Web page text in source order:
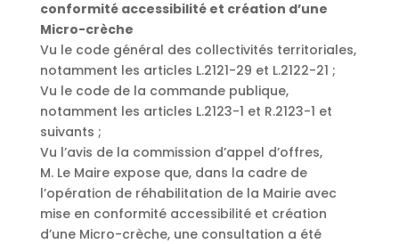
conformité accessibilité et création d’une
Micro-crèche
Vu le code général des collectivités territoriales,
notamment les articles L.2121-29 et L.2122-21 ;
Vu le code de la commande publique,
notamment les articles L.2123-1 et R.2123-1 et
suivants ;
Vu l’avis de la commission d’appel d’offres,
M. Le Maire expose que, dans la cadre de
l’opération de réhabilitation de la Mairie avec
mise en conformité accessibilité et création
d’une Micro-crèche, une consultation a été